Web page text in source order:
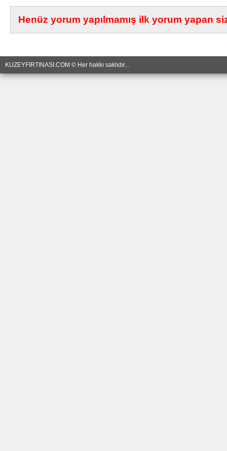
Henüz yorum yapılmamış ilk yorum yapan
KUZEYFIRTINASI.COM © Her hakkı saklıdır...